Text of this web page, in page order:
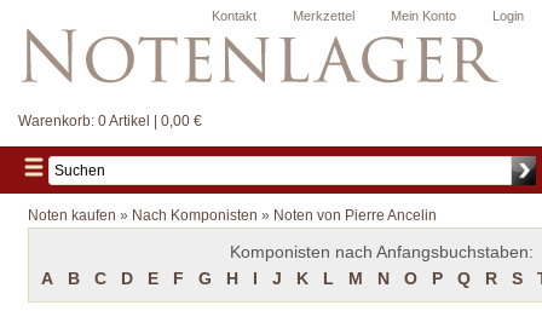
Login
Mein Konto
Merkzettel
Kontakt
Warenkorb: 0 Artikel | 0,00 €
Noten kaufen » Nach Komponisten » Noten von Pierre Ancelin
Komponisten nach Anfangsbuchstaben:
A
B C D E F G H I J K L M N O P Q R S